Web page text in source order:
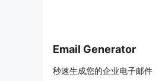
Email Generator
秒速生成您的企业电子邮件